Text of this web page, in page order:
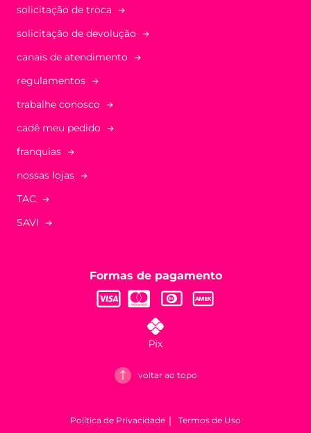
solicitação de troca
solicitação de devolução
canais de atendimento
regulamentos
trabalhe conosco
cadê meu pedido
franquias
nossas lojas
TAC
SAVI
Formas de pagamento
voltar ao topo
Política de Privacidade Termos de Uso